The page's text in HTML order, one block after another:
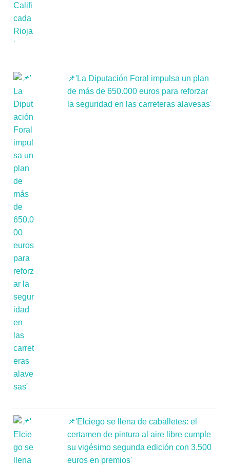
📌'La Diputación Foral impulsa un plan
de más de 650.000 euros para reforzar
la seguridad en las carreteras alavesas'
📌'Elciego se llena de caballetes: el
certamen de pintura al aire libre cumple
su vigésimo segunda edición con 3.500
euros en premios'